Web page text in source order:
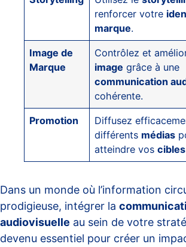
renforcer votre
marque.
Image de
Marque
Contrôlez et
image grâce à une
communication
cohérente.
Promotion
Diffusez
différents médias
atteindre voscibles
Dans un monde où l’information
prodigieuse, intégrer la
audiovisuelle au sein de votre
devenu essentiel pour créer un